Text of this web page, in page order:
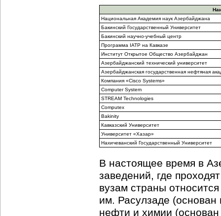
Национальная Академия наук Азербайджана
Бакинский Государственный Университет
Бакинский научно-учебный центр
Программа IATP на Кавказе
Институт Открытое Общество Азербайджан
Азербайджанский технический университет
Азербайджанская государственная нефтяная
Компания «Cisco Systems»
Computer System
STREAM Technologies
Computex
Bakinity
Кавказский Университет
Университет «Хазар»
Нахичеванский Государственный Университет
В настоящее время в
заведений, где
вузам страны
им. Расулзаде (основан
нефти и химии (основан